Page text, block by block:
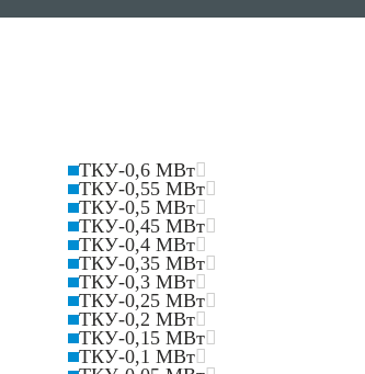
ТКУ-0,6 МВт
ТКУ-0,55 МВт
ТКУ-0,5 МВт
ТКУ-0,45 МВт
ТКУ-0,4 МВт
ТКУ-0,35 МВт
ТКУ-0,3 МВт
ТКУ-0,25 МВт
ТКУ-0,2 МВт
ТКУ-0,15 МВт
ТКУ-0,1 МВт